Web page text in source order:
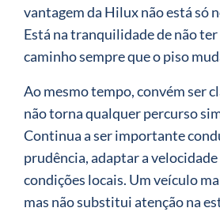
vantagem da Hilux não está só
Está na tranquilidade de não
caminho sempre que o piso
Ao mesmo tempo, convém ser
não torna qualquer percurso
Continua a ser importante
prudência, adaptar a
condições locais. Um veículo
mas não substitui atenção na